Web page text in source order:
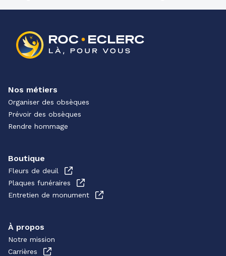
Nos métiers
Organiser des obsèques
Prévoir des obsèques
Rendre hommage
Boutique
Fleurs de deuil
Plaques funéraires
Entretien de monument
À propos
Notre mission
Carrières